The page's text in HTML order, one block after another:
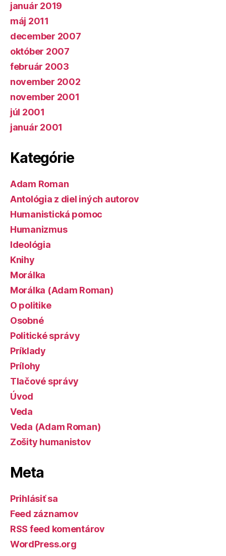
január 2019
máj 2011
december 2007
október 2007
február 2003
november 2002
november 2001
júl 2001
január 2001
Kategórie
Adam Roman
Antológia z diel iných autorov
Humanistická pomoc
Humanizmus
Ideológia
Knihy
Morálka
Morálka (Adam Roman)
O politike
Osobné
Politické správy
Príklady
Prílohy
Tlačové správy
Úvod
Veda
Veda (Adam Roman)
Zošity humanistov
Meta
Prihlásiť sa
Feed záznamov
RSS feed komentárov
WordPress.org